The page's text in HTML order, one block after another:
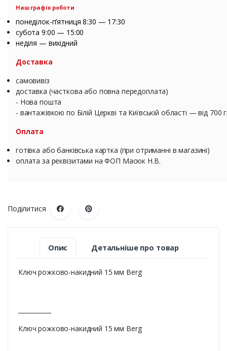
Наш графік роботи
понеділок-п’ятниця 8:30 — 17:30
субота 9:00 — 15:00
неділя — вихідний
Доставка
самовивіз
доставка (часткова або повна передоплата)
- Нова пошта
- вантажівкою по Білій Церкві та Київській області — від 700
Оплата
готівка або банківська картка (при отриманні в магазині)
оплата за реквізитами на ФОП Масюк Н.В.
Поділитися
Опис Детальніше про товар
Ключ рожково-накидний 15 мм Berg
Ключ рожково-накидний 15 мм Berg